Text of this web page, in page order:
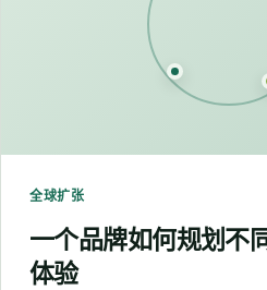
全球扩张
一个品牌如何规划不
体验